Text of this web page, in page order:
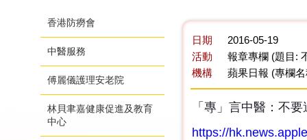
香港防癆會
中醫服務
傅麗儀護理安老院
林貝聿嘉健康促進及教育
中心
日期
2016-05-19
活動
報章專欄 (題目:
機構
蘋果日報 (專欄
「專」言中醫：不
https://